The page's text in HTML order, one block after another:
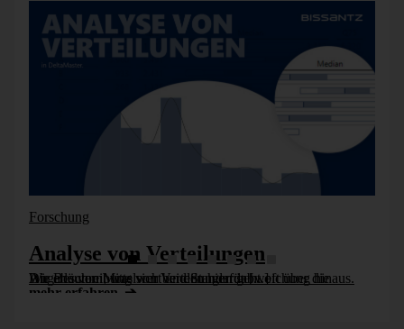
Forschung
Analyse von Verteilungen
Die Beschreibung von Verteilungen geht oft über die Angabe von Mittelwert und Standardabweichung hinaus. Wir erläutern, was sich bei den hierfür [...]
mehr erfahren